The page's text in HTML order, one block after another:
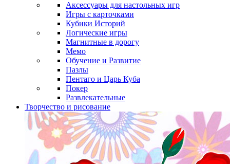
Аксессуары для настольных игр
Игры с карточками
Кубики Историй
Логические игры
Магнитные в дорогу
Мемо
Обучение и Развитие
Пазлы
Пентаго и Царь Куба
Покер
Развлекательные
Творчество и рисование